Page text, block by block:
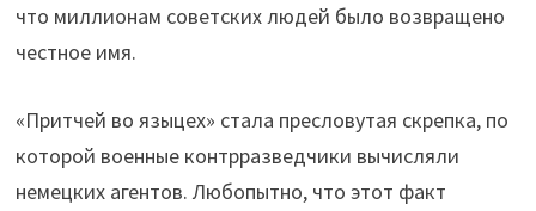
что миллионам советских людей было возвращено
честное имя.
«Притчей во языцех» стала пресловутая скрепка, по
которой военные контрразведчики вычисляли
немецких агентов. Любопытно, что этот факт